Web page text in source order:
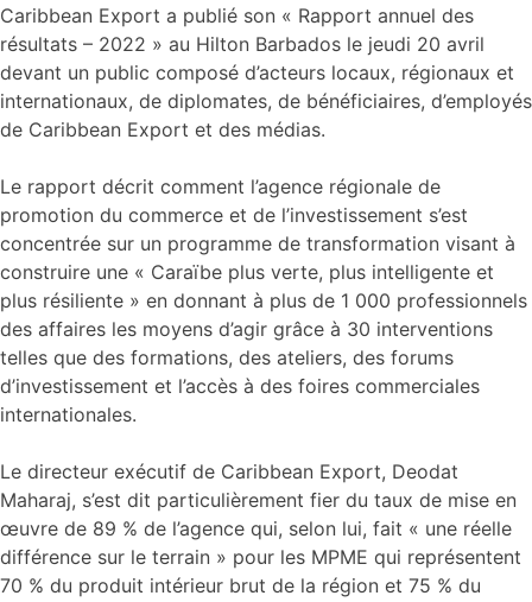
Caribbean Export a publié son « Rapport annuel des
résultats – 2022 » au Hilton Barbados le jeudi 20 avril
devant un public composé d’acteurs locaux, régionaux et
internationaux, de diplomates, de bénéficiaires, d’employés
de Caribbean Export et des médias.
Le rapport décrit comment l’agence régionale de
promotion du commerce et de l’investissement s’est
concentrée sur un programme de transformation visant à
construire une « Caraïbe plus verte, plus intelligente et
plus résiliente » en donnant à plus de 1 000 professionnels
des affaires les moyens d’agir grâce à 30 interventions
telles que des formations, des ateliers, des forums
d’investissement et l’accès à des foires commerciales
internationales.
Le directeur exécutif de Caribbean Export, Deodat
Maharaj, s’est dit particulièrement fier du taux de mise en
œuvre de 89 % de l’agence qui, selon lui, fait « une réelle
différence sur le terrain » pour les MPME qui représentent
70 % du produit intérieur brut de la région et 75 % du